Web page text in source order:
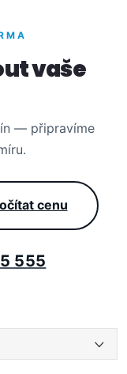
vaše
— připravíme
cenu
555